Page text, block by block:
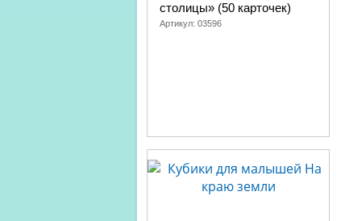
столицы» (50 карточек)
Артикул: 03596